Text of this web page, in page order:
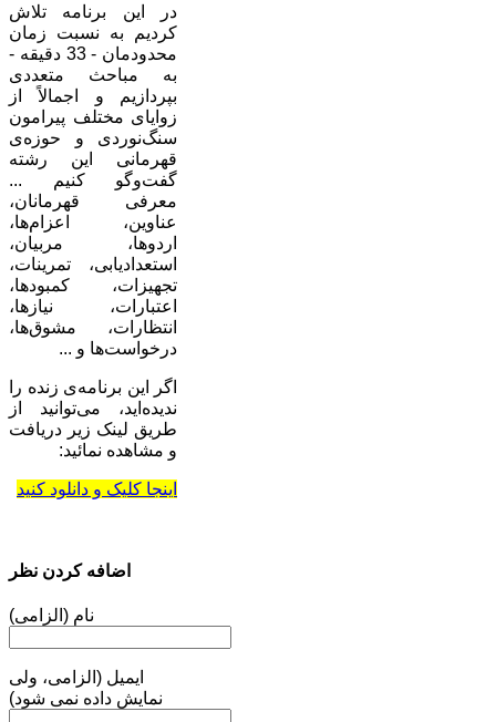
در این برنامه تلاش
کردیم به نسبت زمان
محدودمان - 33 دقیقه -
به مباحث متعددی
بپردازیم و اجمالاً از
زوایای مختلف پیرامون
سنگ‌نوردی و حوزه‌ی
قهرمانی این رشته
گفت‌وگو کنیم ...
معرفی قهرمانان،
عناوین، اعزام‌ها،
اردوها، مربیان،
استعدادیابی، تمرینات،
تجهیزات، کمبودها،
اعتبارات، نیازها،
انتظارات، مشوق‌ها،
درخواست‌ها و ...
اگر این برنامه‌ی زنده را
ندیده‌اید، می‌توانید از
طریق لینک زیر دریافت
و مشاهده نمائید:
اینجا کلیک و دانلود کنید
اضافه کردن نظر
نام (الزامی)
ایمیل (الزامی، ولی
نمایش داده نمی شود)